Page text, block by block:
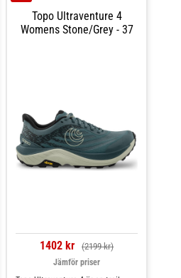
Topo Ultraventure 4
Womens Stone/Grey - 37
1402 kr (2199 kr)
Jämför priser